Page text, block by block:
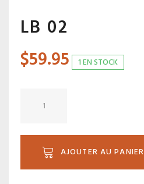
LB 02
$59.95 1 EN STOCK
AJOUTER AU PANIER